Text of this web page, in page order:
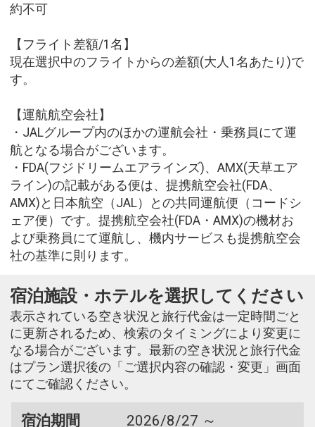
約不可
【フライト差額/1名】
現在選択中のフライトからの差額(大人1名あたり)で
す。
【運航航空会社】
・JALグループ内のほかの運航会社・乗務員にて運
航となる場合がございます。
・FDA(フジドリームエアラインズ)、AMX(天草エア
ライン)の記載がある便は、提携航空会社(FDA、
AMX)と日本航空（JAL）との共同運航便（コードシ
ェア便）です。提携航空会社(FDA・AMX)の機材お
よび乗務員にて運航し、機内サービスも提携航空会
社の基準に則ります。
宿泊施設・ホテルを選択してください
表示されている空き状況と旅行代金は一定時間ごと
に更新されるため、検索のタイミングにより変更に
なる場合がございます。最新の空き状況と旅行代金
はプラン選択後の「ご選択内容の確認・変更」画面
にてご確認ください。
宿泊期間
2026/8/27 ～